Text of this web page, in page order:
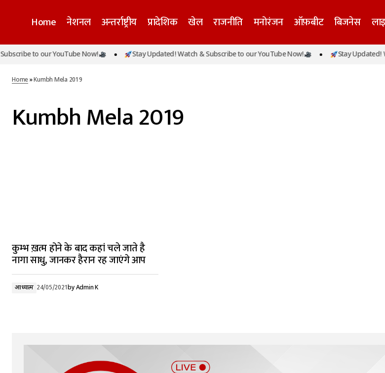
Home नेशनल अन्तर्राष्ट्रीय प्रादेशिक खेल राजनीति मनोरंजन ऑफ़बीट बिजनेस
to our YouTube Now! Stay Updated! Watch & Subscribe to our YouTube Now! Stay Updated!
Home»Kumbh Mela 2019
Kumbh Mela 2019
कुम्भ ख़त्म होने के बाद कहां चले जाते है
नागा साधु, जानकर हैरान रह जाएंगे आप
आध्यात्म 24/05/2021byAdmin K